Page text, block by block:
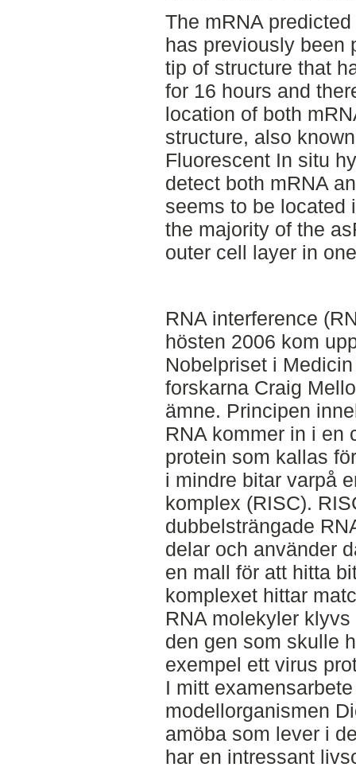
The mRNA
has previously been
tip of structure that
for 16 hours and
location of both
structure, also
Fluorescent In situ
detect both mRNA
seems to be located
the majority of the
outer cell layer in
RNA interference
hösten 2006 kom
Nobelpriset i
forskarna Craig
ämne. Principen
RNA kommer in i en
protein som kallas
i mindre bitar varpå
komplex (RISC).
dubbelsträngade
delar och använder
en mall för att hitta
komplexet hittar
RNA molekyler
den gen som skulle
exempel ett virus
I mitt
modellorganismen
amöba som lever i
har en intressant